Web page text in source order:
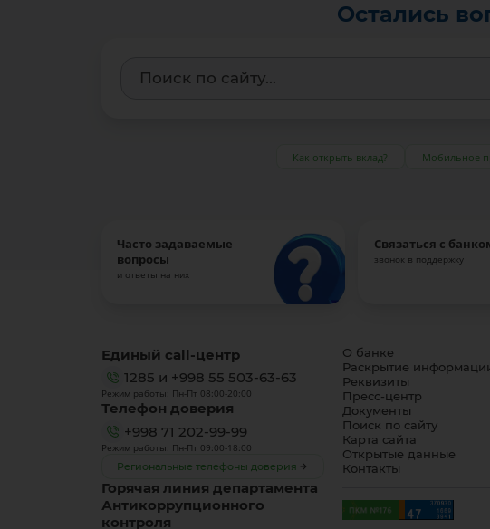
Остались
Как открыть вклад? Мобильное
Часто задаваемые
вопросы
и ответы на них
Связаться с
звонок в поддержку
Единый call-центр
1285 и +998 55 503-63-63
Режим работы: Пн-Пт 08:00-20:00
Телефон доверия
+998 71 202-99-99
Режим работы: Пн-Пт 09:00-18:00
Региональные телефоны доверия
Горячая линия департамента
Антикоррупционного
контроля
О банке
Раскрытие
Реквизиты
Пресс-центр
Документы
Поиск по сайту
Карта сайта
Открытые данные
Контакты